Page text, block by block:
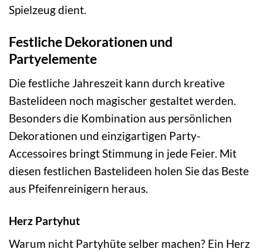
Spielzeug dient.
Festliche Dekorationen und
Partyelemente
Die festliche Jahreszeit kann durch kreative
Bastelideen noch magischer gestaltet werden.
Besonders die Kombination aus persönlichen
Dekorationen und einzigartigen Party-
Accessoires bringt Stimmung in jede Feier. Mit
diesen festlichen Bastelideen holen Sie das Beste
aus Pfeifenreinigern heraus.
Herz Partyhut
Warum nicht Partyhüte selber machen? Ein Herz